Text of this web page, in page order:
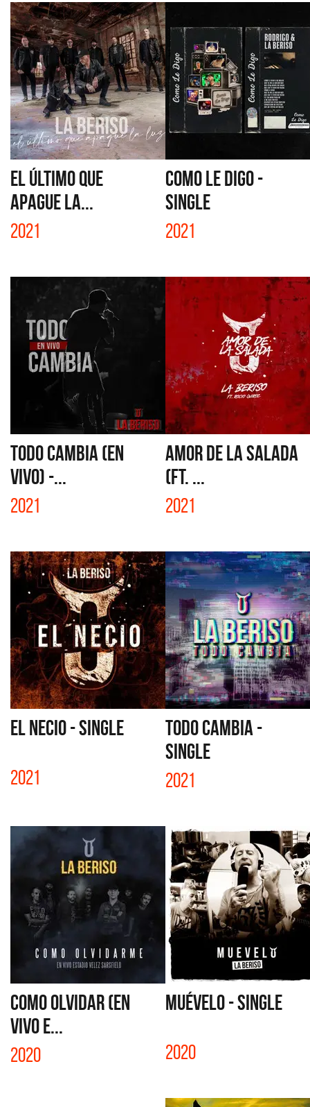
EL ÚLTIMO QUE
APAGUE LA...
2021
COMO LE DIGO -
SINGLE
2021
TODO CAMBIA (EN
VIVO) -...
2021
AMOR DE LA SALADA
(FT. ...
2021
EL NECIO - SINGLE
2021
TODO CAMBIA -
SINGLE
2021
COMO OLVIDAR (EN
VIVO E...
2020
MUÉVELO - SINGLE
2020